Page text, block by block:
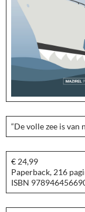
“De volle zee is van
€ 24,99
Paperback, 216
ISBN